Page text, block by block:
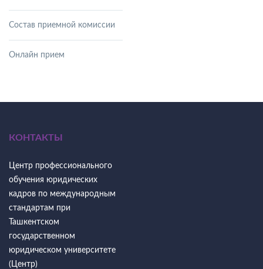
Состав приемной комиссии
Онлайн прием
КОНТАКТЫ
Центр профессионального
обучения юридических
кадров по международным
стандартам при
Ташкентском
государственном
юридическом университете
(Центр)